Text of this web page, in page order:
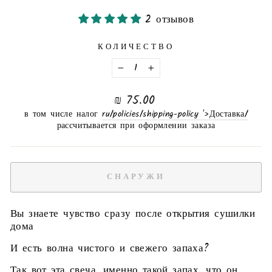
2 отзывов
КОЛИЧЕСТВО
−
+
нормальная
цена
75.00 ₪
в том числе налог
/ru/policies/shipping-policy '>Доставка
рассчитывается при оформлении заказа
СНАРУЖИ
Вы знаете чувство сразу после открытия сушилки
дома
И есть волна чистого и свежего запаха?